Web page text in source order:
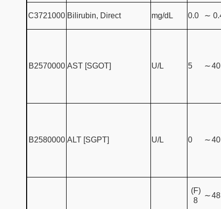
C3721000 Bilirubin, Direct mg/dL 0.0 ∼
B2570000 AST [SGOT] U/L 5 ∼40
B2580000 ALT [SGPT] U/L 0 ∼40
(F)
8
∼48